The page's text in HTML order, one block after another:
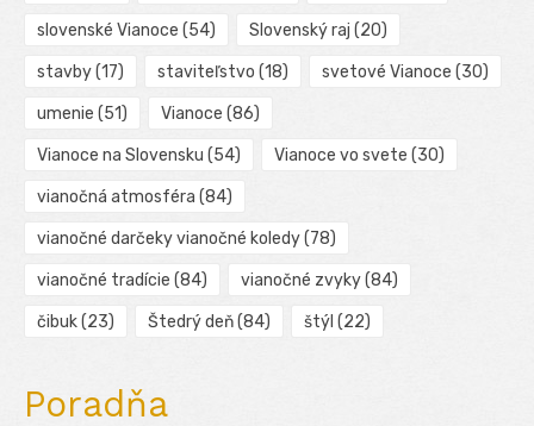
slovenské Vianoce (54) Slovenský raj (20)
stavby(17) staviteľstvo (18) svetové Vianoce (30)
umenie (51) Vianoce (86)
Vianoce na Slovensku (54) Vianoce vo svete (30)
vianočná atmosféra (84)
vianočné darčeky vianočné koledy(78)
vianočné tradície (84) vianočné zvyky(84)
čibuk(23) Štedrý deň(84) štýl (22)
Poradňa